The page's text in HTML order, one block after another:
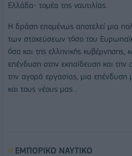
Ελλάδα- τομέα της ναυτιλίας.
Η δράση επομένως αποτελεί μια
των στοχεύσεων τόσο του
όσο και της ελληνικής κυβέρνησης,
επένδυση στην εκπαίδευση και την
την αγορά εργασίας, μια επένδυση
και τους νέους μας .
ΕΜΠΟΡΙΚΟ ΝΑΥΤΙΚΟ